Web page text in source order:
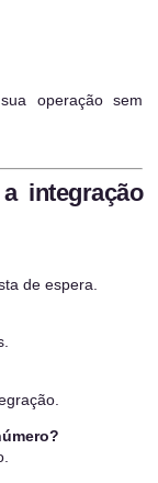
operação sem
integração
de espera.